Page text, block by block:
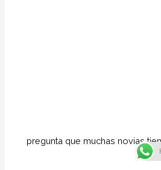
pregunta que muchas novias